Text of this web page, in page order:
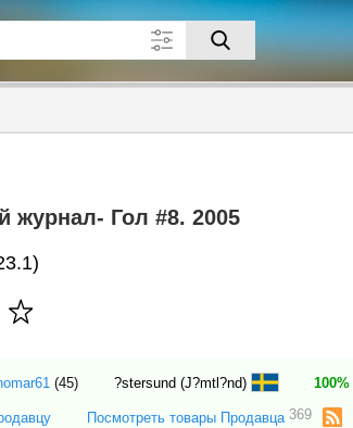
журнал- Гол #8. 2005
(45) ?stersund (J?mtl?nd) 100%
Посмотреть товары Продавца 369